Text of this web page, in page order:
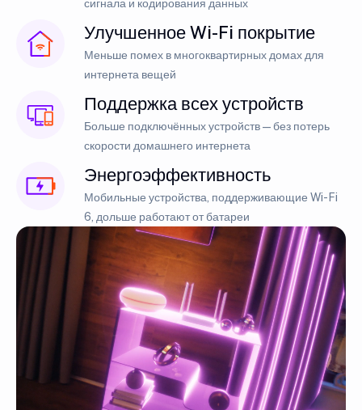
сигнала и кодирования данных
Улучшенное Wi-Fi покрытие
Меньше помех в многоквартирных домах для
интернета вещей
Поддержка всех устройств
Больше подключённых устройств — без потерь
скорости домашнего интернета
Энергоэффективность
Мобильные устройства, поддерживающие Wi-Fi
6, дольше работают от батареи